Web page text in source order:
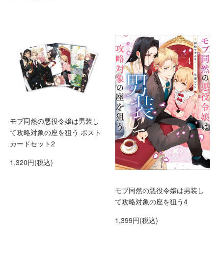
モブ同然の悪役令嬢は男装し
て攻略対象の座を狙う ポスト
カードセット2
1,320円(税込)
モブ同然の悪役令嬢は男装し
て攻略対象の座を狙う4
1,399円(税込)